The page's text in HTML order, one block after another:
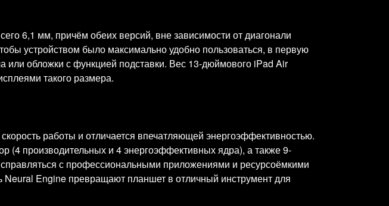
6,1 мм, причём обеих версий, вне зависимости от диагонали
устройством было максимально удобно пользоваться, в первую
или обложки с функцией подставки. Вес 13-дюймового iPad Air
такого размера.
работы и отличается впечатляющей энергоэффективностью.
(4 производительных и 4 энергоэффективных ядра), а также 9-
с профессиональными приложениями и ресурсоёмкими
Engine превращают планшет в отличный инструмент для